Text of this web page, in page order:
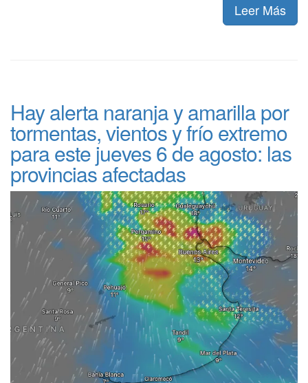
Leer Más
Hay alerta naranja y amarilla por
tormentas, vientos y frío extremo
para este jueves 6 de agosto: las
provincias afectadas